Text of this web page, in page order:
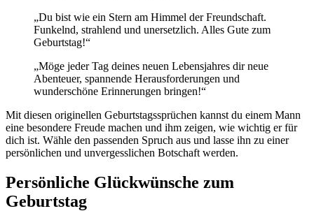
„Du bist wie ein Stern am Himmel der Freundschaft.
Funkelnd, strahlend und unersetzlich. Alles Gute zum
Geburtstag!“
„Möge jeder Tag deines neuen Lebensjahres dir neue
Abenteuer, spannende Herausforderungen und
wunderschöne Erinnerungen bringen!“
Mit diesen originellen Geburtstagssprüchen kannst du einem Mann
eine besondere Freude machen und ihm zeigen, wie wichtig er für
dich ist. Wähle den passenden Spruch aus und lasse ihn zu einer
persönlichen und unvergesslichen Botschaft werden.
Persönliche Glückwünsche zum
Geburtstag